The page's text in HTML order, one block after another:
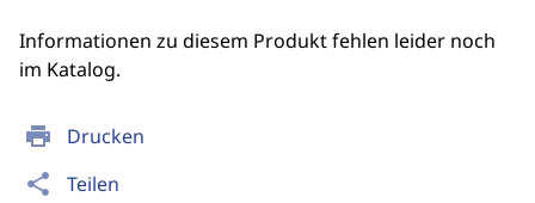
print Drucken
share Teilen
Informationen zu diesem Produkt fehlen leider noch
im Katalog.